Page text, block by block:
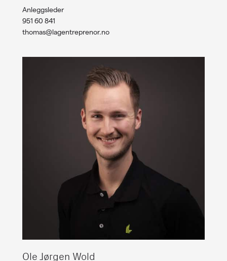
Anleggsleder
951 60 841
thomas@lagentreprenor.no
Ole Jørgen Wold